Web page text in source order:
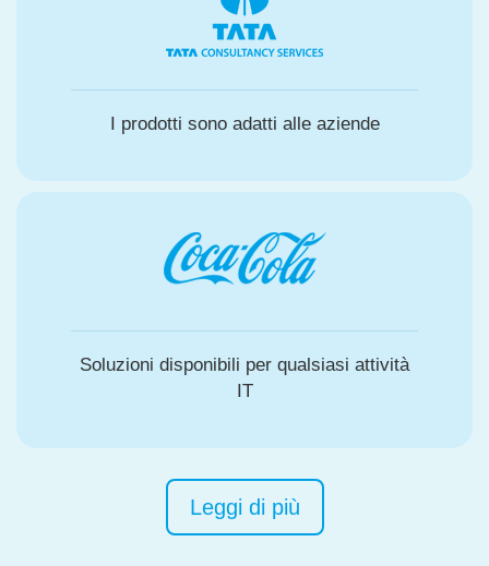
I prodotti sono adatti alle aziende
Soluzioni disponibili per qualsiasi attività
IT
Leggi di più